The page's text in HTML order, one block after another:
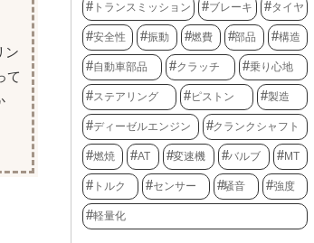
ン
て
トランスミッション ブレーキ タイヤ
安全性 振動 燃費 部品 構造
自動車部品 クラッチ 乗り心地
ステアリング ピストン 製造
ディーゼルエンジン クランクシャフト
燃焼 AT 変速機 バルブ MT
トルク センサー 騒音 強度
軽量化